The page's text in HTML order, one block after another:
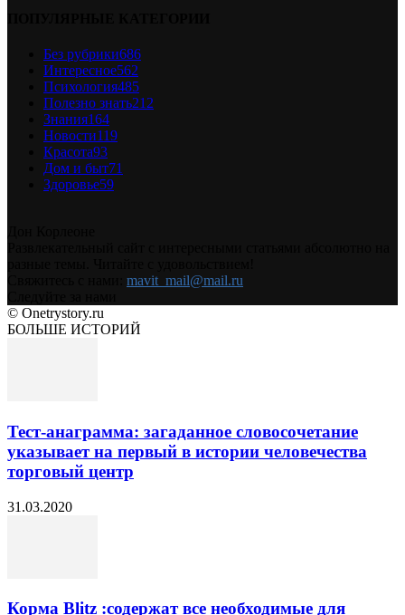
Без рубрики686
Интересное562
Психология485
Полезно знать212
Знания164
Новости119
Красота93
Дом и быт71
Здоровье59
mavit_mail@mail.ru
© Onetrystory.ru
БОЛЬШЕ ИСТОРИЙ
Тест-анаграмма: загаданное словосочетание
указывает на первый в истории человечества
торговый центр
31.03.2020
Корма Blitz :содержат все необходимые для